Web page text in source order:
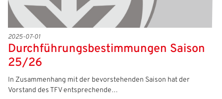
2025-07-01
Durchführungsbestimmungen Saison
25/26
In Zusammenhang mit der bevorstehenden Saison hat der
Vorstand des TFV entsprechende…